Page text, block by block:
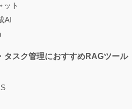
ット
AI
タスク管理におすすめRAGツール